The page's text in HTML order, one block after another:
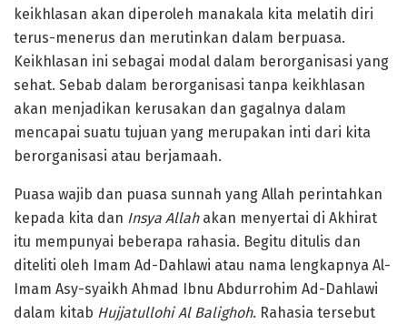
keikhlasan akan diperoleh manakala kita melatih diri
terus-menerus dan merutinkan dalam berpuasa.
Keikhlasan ini sebagai modal dalam berorganisasi yang
sehat. Sebab dalam berorganisasi tanpa keikhlasan
akan menjadikan kerusakan dan gagalnya dalam
mencapai suatu tujuan yang merupakan inti dari kita
berorganisasi atau berjamaah.
Puasa wajib dan puasa sunnah yang Allah perintahkan
kepada kita dan Insya Allah akan menyertai di Akhirat
itu mempunyai beberapa rahasia. Begitu ditulis dan
diteliti oleh Imam Ad-Dahlawi atau nama lengkapnya Al-
Imam Asy-syaikh Ahmad Ibnu Abdurrohim Ad-Dahlawi
dalam kitab Hujjatullohi Al Balighoh. Rahasia tersebut